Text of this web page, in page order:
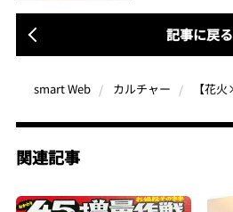
記事に戻る
smart Web カルチャー
関連記事